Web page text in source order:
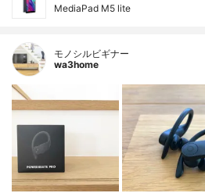
MediaPad M5 lite
モノシルビギナー
wa3home